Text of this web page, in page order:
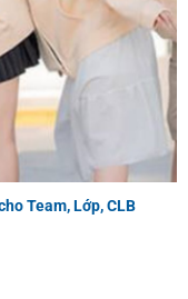
Team, Lớp, CLB